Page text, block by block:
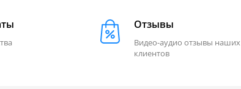
Отзывы
Видео-аудио отзывы наших
клиентов